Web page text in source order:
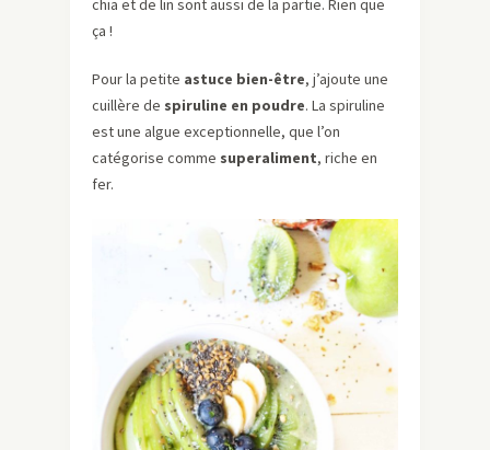
chia et de lin sont aussi de la partie. Rien que
ça !
Pour la petite astuce bien-être, j’ajoute une
cuillère de spiruline en poudre. La spiruline
est une algue exceptionnelle, que l’on
catégorise comme superaliment, riche en
fer.